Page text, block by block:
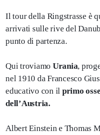
Il tour della Ringstrasse è
arrivati sulle rive del
punto di partenza.
Qui troviamo Urania,
nel 1910 da Francesco
educativo con il primo
dell’Austria.
Albert Einstein e Thomas